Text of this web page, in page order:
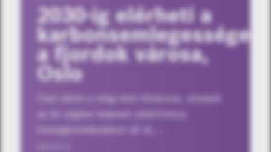
2030-ig elérheti a
karbonsemlegességet
a fjordok városa,
Oslo
Oslo lehet a világ első fővárosa, amelyik
az év végére teljesen elektromos
tömegközlekedésre áll át,…